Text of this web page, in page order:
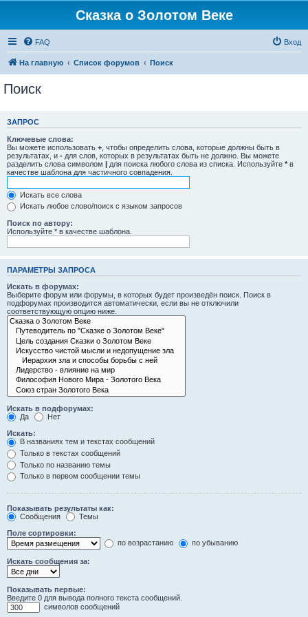
Сказка о Золотом Веке
FAQ Вход
На главную Список форумов Поиск
Поиск
ЗАПРОС
Ключевые слова:
Вы можете использовать + , чтобы определить слова, которые должны быть в
результатах, и - для слов, которых в результатах быть не должно. Вы можете
разделить слова символом | для поиска любого слова из списка. Используйте * в
качестве шаблона для частичного совпадения.
Искать все слова
Искать любое слово/поиск с языком запросов
Поиск по автору:
Используйте * в качестве шаблона.
ПАРАМЕТРЫ ЗАПРОСА
Искать в форумах:
Выберите форум или форумы, в которых будет произведён поиск. Поиск в
подфорумах производится автоматически, если вы не отключили
соответствующую опцию ниже.
Искать в подфорумах:
Да
Нет
Искать:
В названиях тем и текстах сообщений
Только в текстах сообщений
Только по названию темы
Только в первом сообщении темы
Показывать результаты как:
Сообщения
Темы
Поле сортировки:
по возрастанию
по убыванию
Искать сообщения за:
Показывать первые:
Введите 0 для вывода полного текста сообщений.
символов сообщений